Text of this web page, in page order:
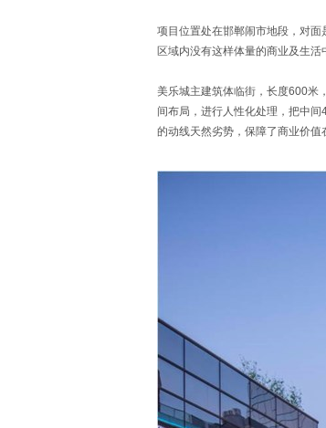
项目位置处在邯郸闹市地段，对面
区域内没有这样体量的商业及生
美乐城主建筑体临街，长度600米
间布局，进行人性化处理，把中
的动线天然劣势，保障了商业价值